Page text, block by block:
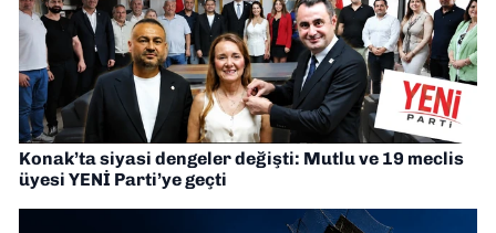
Konak’ta siyasi dengeler değişti: Mutlu ve 19 meclis
üyesi YENİ Parti’ye geçti